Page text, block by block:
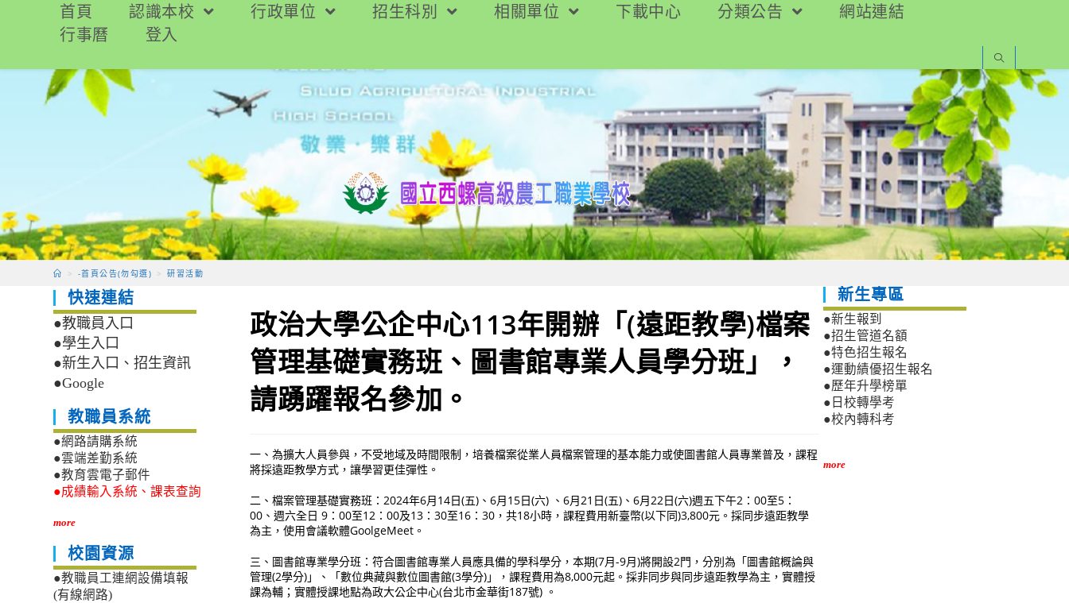
要
首頁 認識本校 行政單位 招生科別 相關單位 下載中心 分類公告
網站連結
行事曆
登入
> -首頁公告(勿勾選) > 研習活動
政治大學公企中心113年開辦「(遠距教學)檔案
管理基礎實務班、圖書館專業人員學分班」，
請踴躍報名參加。
一、為擴大人員參與，不受地域及時間限制，培養檔案從業人員檔案管理的基本能力或使圖書館人員專業普及，課程
將採遠距教學方式，讓學習更佳彈性。
二、檔案管理基礎實務班：2024年6月14日(五)、6月15日(六) 、6月21日(五)、6月22日(六)週五下午2：00至5：
00、週六全日 9：00至12：00及13：30至16：30，共18小時，課程費用新臺幣(以下同)3,800元。採同步遠距教學
為主，使用會議軟體GoolgeMeet。
三、圖書館專業學分班：符合圖書館專業人員應具備的學科學分，本期(7月-9月)將開設2門，分別為「圖書館概論與
管理(2學分)」、「數位典藏與數位圖書館(3學分)」，課程費用為8,000元起。採非同步與同步遠距教學為主，實體授
課為輔；實體授課地點為政大公企中心(台北市金華街187號) 。
快速連結
●教職員入口
●學生入口
●新生入口、招生資訊
●Google
教職員系統
●網路請購系統
●雲端差勤系統
●教育雲電子郵件
●成績輸入系統、課表查詢
more
校園資源
●教職員工連網設備填報
(有線網路)
新生專區
●新生報到
●招生管道名額
●特色招生報名
●運動績優招生報名
●歷年升學榜單
●日校轉學考
●校內轉科考
more